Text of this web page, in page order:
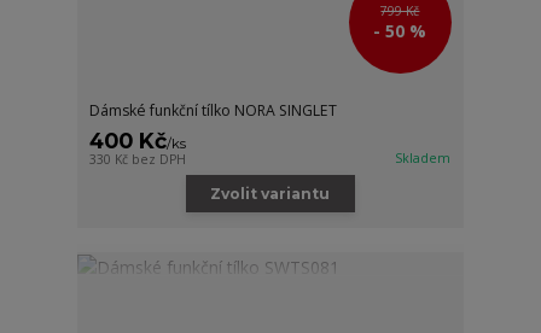
799 Kč
- 50 %
Dámské funkční tílko NORA SINGLET
400 Kč/ks
330 Kč bez DPH Skladem
Zvolit variantu